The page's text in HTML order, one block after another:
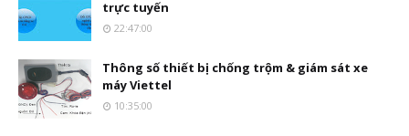
trực tuyến
22:47:00
Thông số thiết bị chống trộm & giám sát xe
máy Viettel
10:35:00